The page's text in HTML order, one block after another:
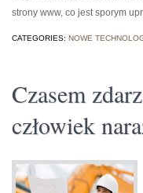
strony www, co jest sporym
CATEGORIES: NOWE
Czasem
człowiek